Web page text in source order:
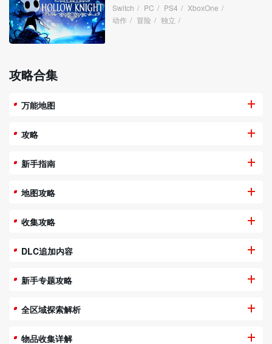
Switch / PC / PS4 / XboxOne /
动作 / 冒险 / 独立 /
攻略合集
万能地图
攻略
新手指南
地图攻略
收集攻略
DLC追加内容
新手专题攻略
全区域探索解析
物品收集详解